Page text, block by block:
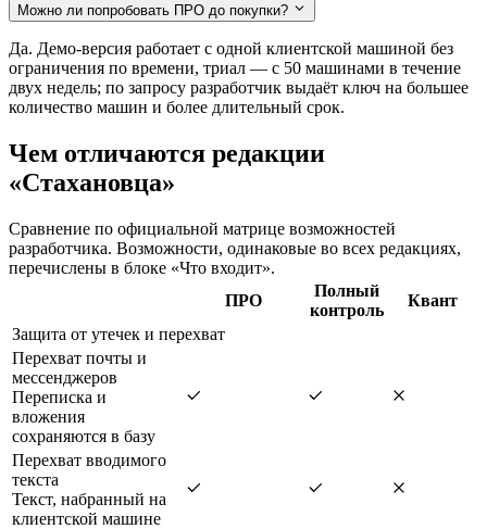
Можно ли попробовать ПРО до покупки?
Да. Демо-версия работает с одной клиентской машиной без
ограничения по времени, триал — с 50 машинами в течение
двух недель; по запросу разработчик выдаёт ключ на большее
количество машин и более длительный срок.
Чем отличаются редакции
«Стахановца»
Сравнение по официальной матрице возможностей
разработчика. Возможности, одинаковые во всех редакциях,
перечислены в блоке «Что входит».
ПРО
Полный
контроль
Квант
Защита от утечек и перехват
Перехват почты и
мессенджеров
Переписка и
вложения
сохраняются в базу
Перехват вводимого
текста
Текст, набранный на
клиентской машине